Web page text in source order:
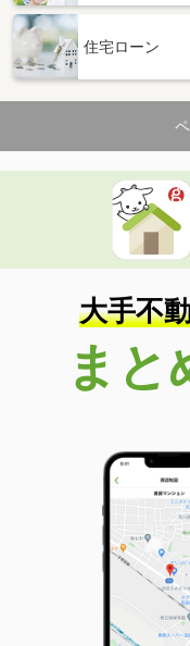
長崎県長崎市出雲１
住 所
専有面
間取り
長崎県長崎市出雲１
価 格
住 所
専有面
間取り
長崎県長崎市上小島２
価 格
間取り
長崎県長崎市弥生町
価 格
住 所
専有面
間取り
住宅ローン
大手不
まと